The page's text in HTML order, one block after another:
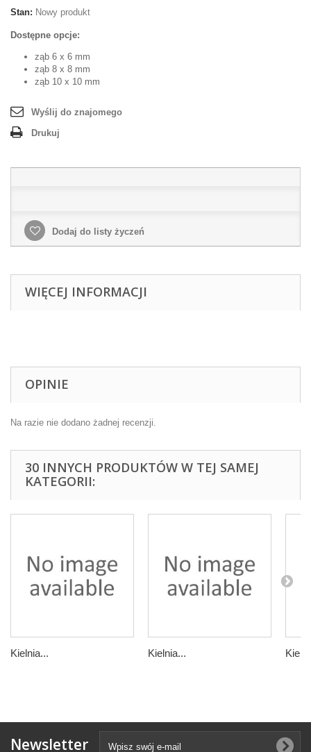
Stan: Nowy produkt
Dostępne opcje:
ząb 6 x 6 mm
ząb 8 x 8 mm
ząb 10 x 10 mm
Wyślij do znajomego
Drukuj
Dodaj do listy życzeń
WIĘCEJ INFORMACJI
OPINIE
Na razie nie dodano żadnej recenzji.
30 INNYCH PRODUKTÓW W TEJ SAMEJ
KATEGORII:
Kielnia... Kielnia...
Newsletter